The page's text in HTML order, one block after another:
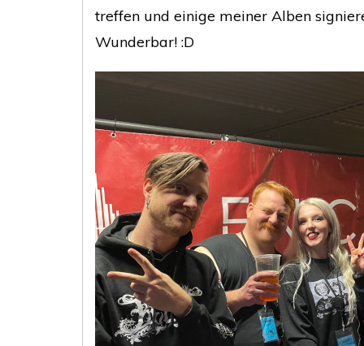
treffen und einige meiner Alben
Wunderbar! :D